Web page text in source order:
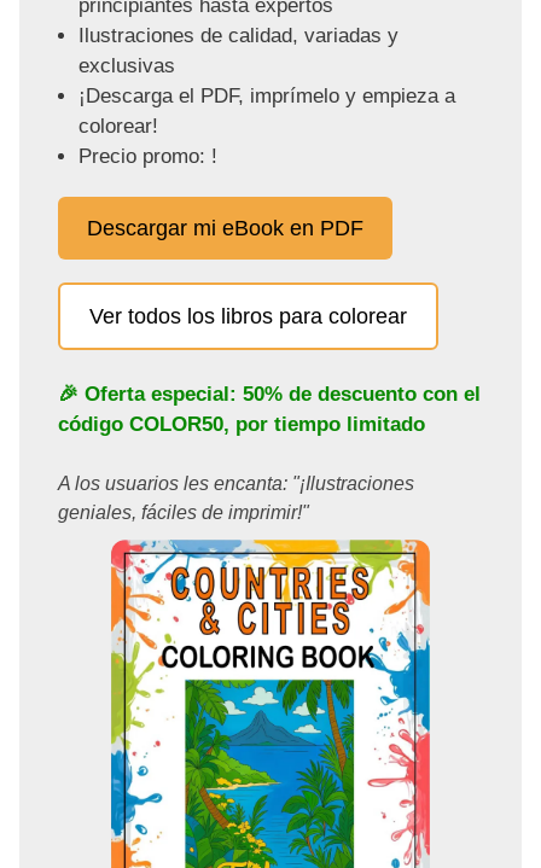
principiantes hasta expertos
Ilustraciones de calidad, variadas y
exclusivas
¡Descarga el PDF, imprímelo y empieza a
colorear!
Precio promo: !
Descargar mi eBook en PDF
Ver todos los libros para colorear
🎉 Oferta especial: 50% de descuento con el
código COLOR50, por tiempo limitado
A los usuarios les encanta: "¡Ilustraciones
geniales, fáciles de imprimir!"